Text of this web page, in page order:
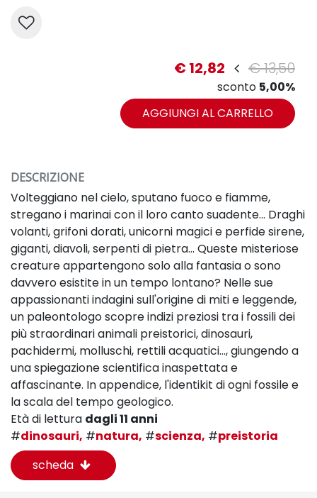
€ 12,82 € 13,50
sconto 5,00%
AGGIUNGI AL CARRELLO
DESCRIZIONE
Volteggiano nel cielo, sputano fuoco e fiamme,
stregano i marinai con il loro canto suadente... Draghi
volanti, grifoni dorati, unicorni magici e perfide sirene,
giganti, diavoli, serpenti di pietra... Queste misteriose
creature appartengono solo alla fantasia o sono
davvero esistite in un tempo lontano? Nelle sue
appassionanti indagini sull'origine di miti e leggende,
un paleontologo scopre indizi preziosi tra i fossili dei
più straordinari animali preistorici, dinosauri,
pachidermi, molluschi, rettili acquatici..., giungendo a
una spiegazione scientifica inaspettata e
affascinante. In appendice, l'identikit di ogni fossile e
la scala del tempo geologico.
Età di lettura dagli 11 anni
#dinosauri, #natura, #scienza, #preistoria
scheda